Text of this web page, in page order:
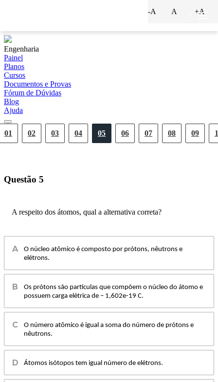
Engenharia
Painel
Planos
Cursos
Documentos e Provas
Fórum de Dúvidas
Blog
Ajuda
01 02 03 04 05 06 07 08 09
-A A +A
Questão 5
A respeito dos átomos, qual a alternativa correta?
O núcleo atômico é composto por prótons, nêutrons e
elétrons.
Os prótons são partículas que compõem o núcleo do átomo e
possuem carga elétrica de – 1,602e-19 C.
O número atômico é igual a soma do número de prótons e
nêutrons.
Átomos isótopos tem igual número de elétrons.